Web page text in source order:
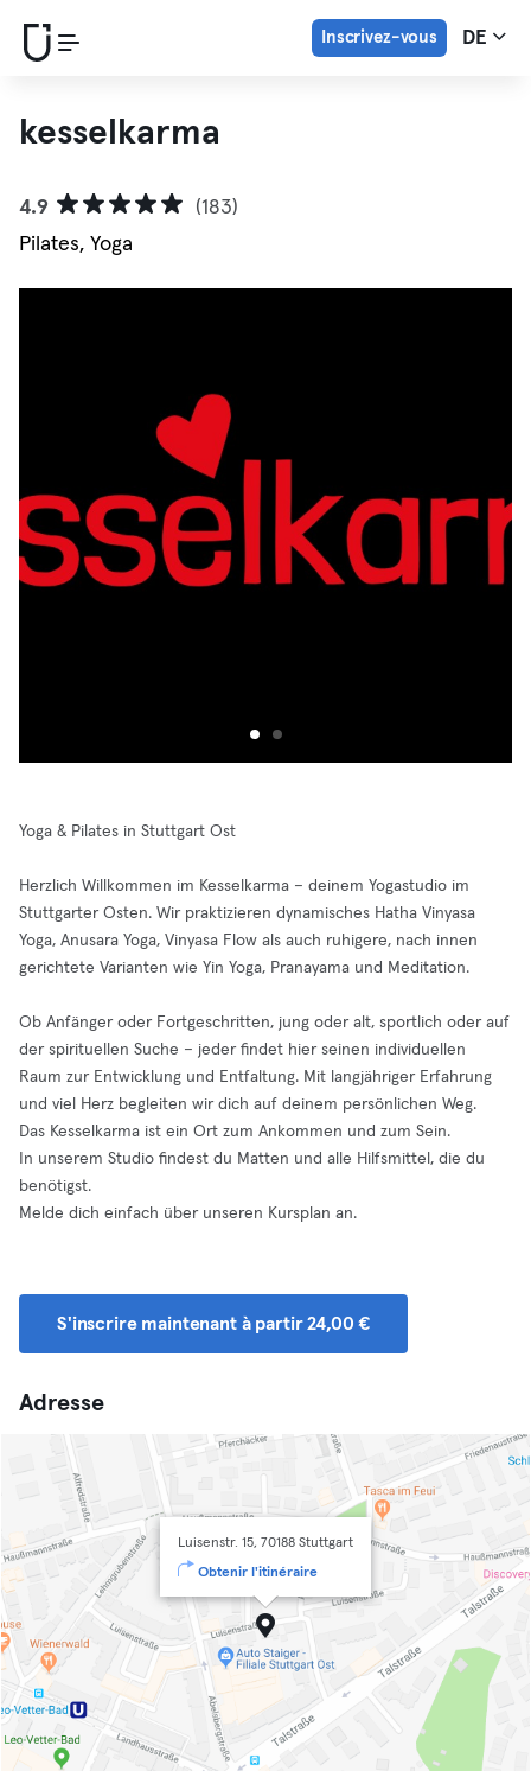
Inscrivez-vous DE
kesselkarma
4.9
(183)
Pilates, Yoga
Yoga & Pilates in Stuttgart Ost
Herzlich Willkommen im Kesselkarma – deinem Yogastudio im
Stuttgarter Osten. Wir praktizieren dynamisches Hatha Vinyasa
Yoga, Anusara Yoga, Vinyasa Flow als auch ruhigere, nach innen
gerichtete Varianten wie Yin Yoga, Pranayama und Meditation.
Ob Anfänger oder Fortgeschritten, jung oder alt, sportlich oder auf
der spirituellen Suche – jeder findet hier seinen individuellen
Raum zur Entwicklung und Entfaltung. Mit langjähriger Erfahrung
und viel Herz begleiten wir dich auf deinem persönlichen Weg.
Das Kesselkarma ist ein Ort zum Ankommen und zum Sein.
In unserem Studio findest du Matten und alle Hilfsmittel, die du
benötigst.
Melde dich einfach über unseren Kursplan an.
S'inscrire maintenant à partir 24,00 €
Adresse
Luisenstr. 15, 70188 Stuttgart
Obtenir l'itinéraire